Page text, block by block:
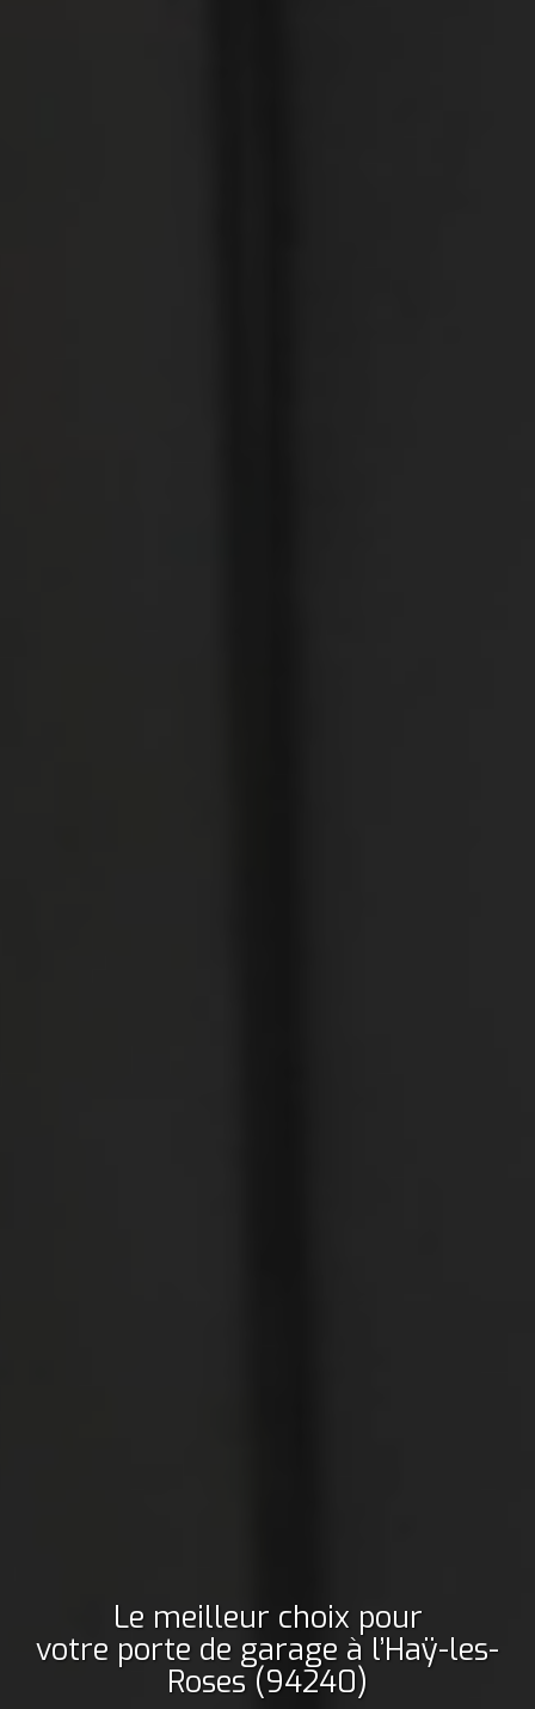
Le meilleur choix pour
votre porte de garage à l’Haÿ-les-
Roses (94240)